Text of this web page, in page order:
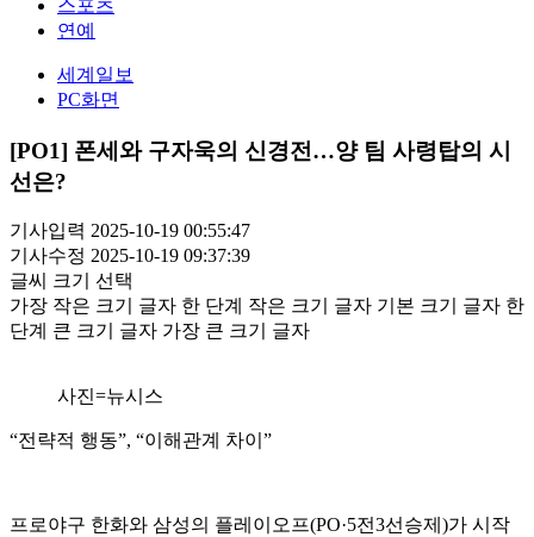
스포츠
연예
세계일보
PC화면
[PO1] 폰세와 구자욱의 신경전…양 팀 사령탑의 시
선은?
기사입력 2025-10-19 00:55:47
기사수정 2025-10-19 09:37:39
글씨 크기 선택
가장 작은 크기 글자 한 단계 작은 크기 글자 기본 크기 글자 한
단계 큰 크기 글자 가장 큰 크기 글자
사진=뉴시스
“전략적 행동”, “이해관계 차이”
프로야구 한화와 삼성의 플레이오프(PO·5전3선승제)가 시작